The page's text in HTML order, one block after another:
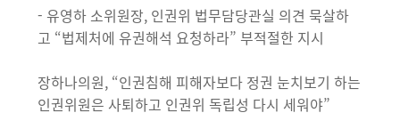
- 유영하 소위원장, 인권위 법무담당관실 의견 묵살하
고 “법제처에 유권해석 요청하라” 부적절한 지시
장하나의원, “인권침해 피해자보다 정권 눈치보기 하는
인권위원은 사퇴하고 인권위 독립성 다시 세워야”